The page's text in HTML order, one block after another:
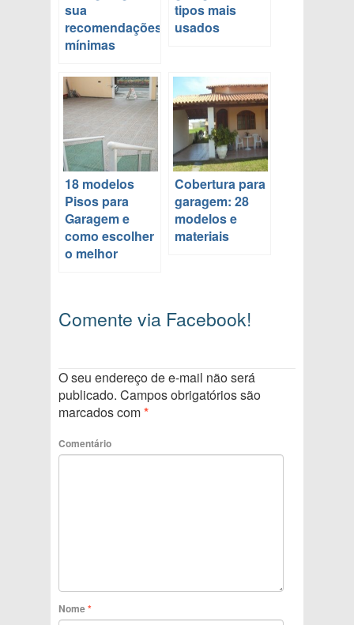
sua
recomendações
mínimas
tipos mais
usados
18 modelos
Pisos para
Garagem e
como escolher
o melhor
Cobertura para
garagem: 28
modelos e
materiais
Comente via Facebook!
O seu endereço de e-mail não será
publicado. Campos obrigatórios são
marcados com*
Comentário
Nome*